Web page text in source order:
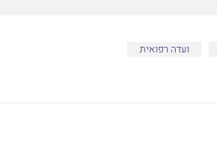
ועדה רפואית